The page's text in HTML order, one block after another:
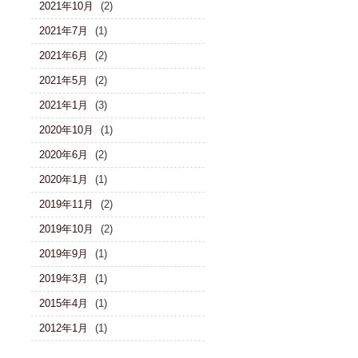
2021年10月 (2)
2021年7月 (1)
2021年6月 (2)
2021年5月 (2)
2021年1月 (3)
2020年10月 (1)
2020年6月 (2)
2020年1月 (1)
2019年11月 (2)
2019年10月 (2)
2019年9月 (1)
2019年3月 (1)
2015年4月 (1)
2012年1月 (1)